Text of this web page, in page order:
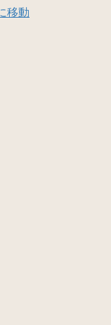
移動